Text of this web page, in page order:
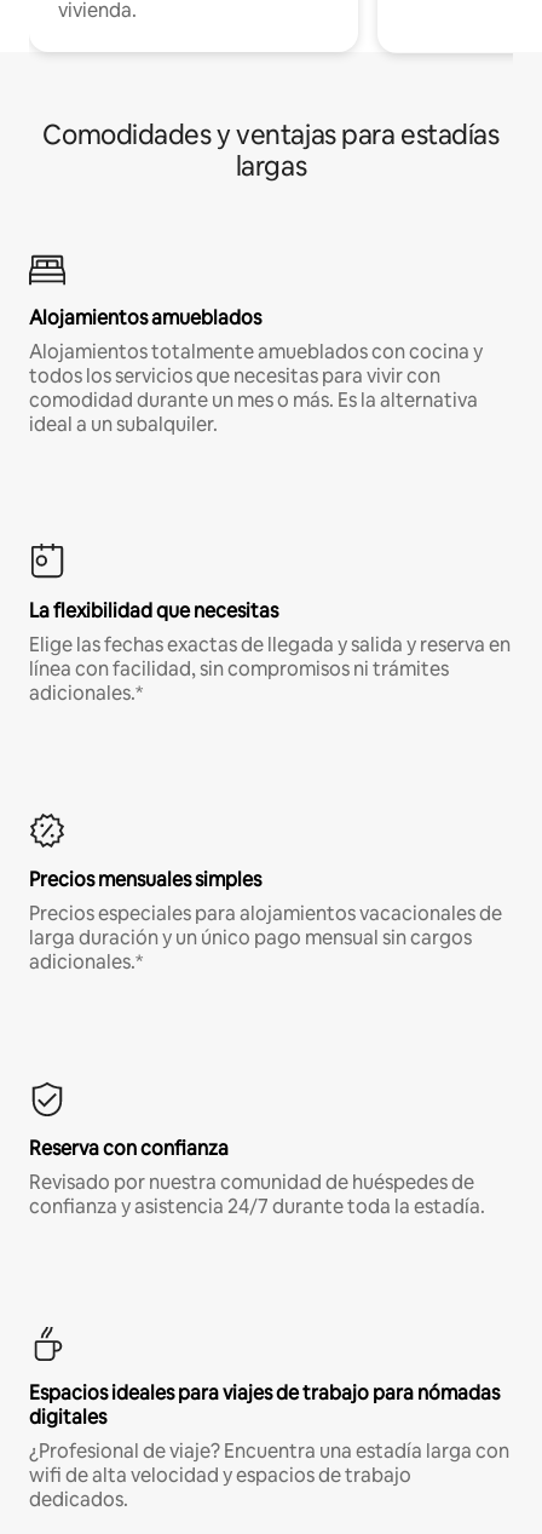
vivienda.
Comodidades y ventajas para estadías
largas
Alojamientos amueblados
Alojamientos totalmente amueblados con cocina y
todos los servicios que necesitas para vivir con
comodidad durante un mes o más. Es la alternativa
ideal a un subalquiler.
La flexibilidad que necesitas
Elige las fechas exactas de llegada y salida y reserva en
línea con facilidad, sin compromisos ni trámites
adicionales.*
Precios mensuales simples
Precios especiales para alojamientos vacacionales de
larga duración y un único pago mensual sin cargos
adicionales.*
Reserva con confianza
Revisado por nuestra comunidad de huéspedes de
confianza y asistencia 24/7 durante toda la estadía.
Espacios ideales para viajes de trabajo para nómadas
digitales
¿Profesional de viaje? Encuentra una estadía larga con
wifi de alta velocidad y espacios de trabajo
dedicados.